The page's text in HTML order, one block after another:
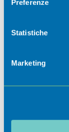
geografica,
Approfondisci
Preferenze
Statistiche
Marketing